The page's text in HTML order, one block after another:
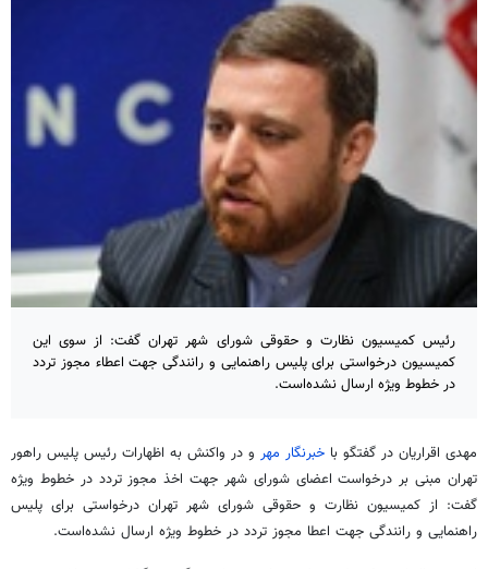
رئیس کمیسیون نظارت و حقوقی شورای شهر تهران گفت: از سوی این
کمیسیون درخواستی برای پلیس راهنمایی و رانندگی جهت اعطاء مجوز تردد
در خطوط ویژه ارسال نشده‌است.
مهدی اقراریان در گفتگو با خبرنگار مهر و در واکنش به اظهارات رئیس پلیس راهور
تهران مبنی بر درخواست اعضای شورای شهر جهت اخذ مجوز تردد در خطوط ویژه
گفت: از کمیسیون نظارت و حقوقی شورای شهر تهران درخواستی برای پلیس
راهنمایی و رانندگی جهت اعطا مجوز تردد در خطوط ویژه ارسال نشده‌است.